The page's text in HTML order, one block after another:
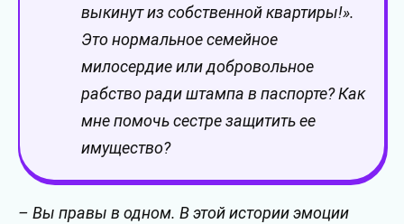
выкинут из собственной квартиры!».
Это нормальное семейное
милосердие или добровольное
рабство ради штампа в паспорте? Как
мне помочь сестре защитить ее
имущество?
– Вы правы в одном. В этой истории эмоции